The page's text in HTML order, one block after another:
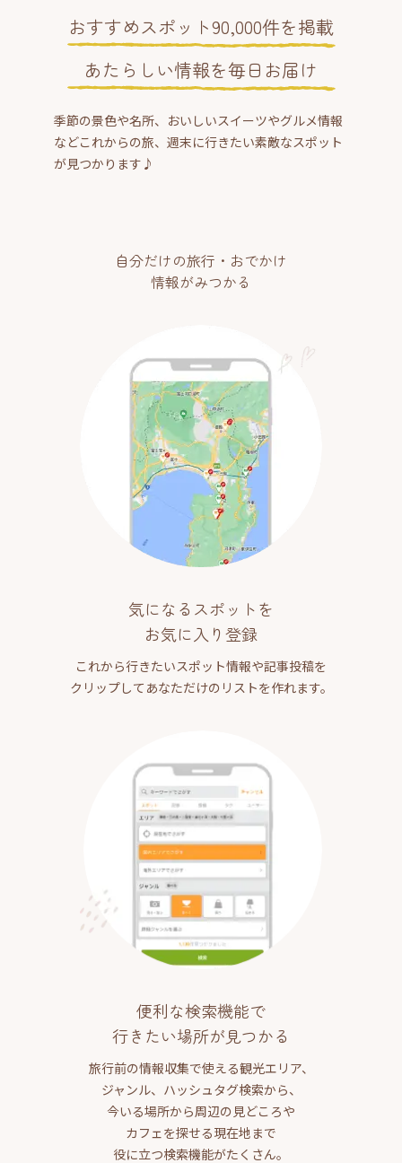
おすすめスポット90,000件を掲載
あたらしい情報を毎日お届け
季節の景色や名所、おいしいスイーツやグルメ情報
などこれからの旅、週末に行きたい素敵なスポット
が見つかります♪
自分だけの旅行・おでかけ
情報がみつかる
気になるスポットを
お気に入り登録
これから行きたいスポット情報や記事投稿を
クリップしてあなただけのリストを作れます。
便利な検索機能で
行きたい場所が見つかる
旅行前の情報収集で使える観光エリア、
ジャンル、ハッシュタグ検索から、
今いる場所から周辺の見どころや
カフェを探せる現在地まで
役に立つ検索機能がたくさん。